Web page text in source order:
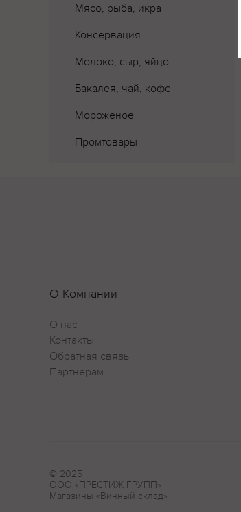
Мясо, рыба, икра
Консервация
Молоко, сыр, яйцо
Бакалея, чай, кофе
Мороженое
Промтовары
О Компании
О нас
Контакты
Обратная связь
Партнерам
© 2025
ООО «ПРЕСТИЖ ГРУПП»
Магазины «Винный склад»